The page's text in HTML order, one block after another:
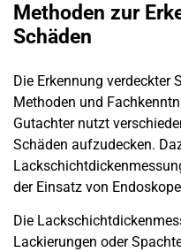
Methoden zur
Schäden
Die Erkennung verdeckter
Methoden und
Gutachter nutzt
Schäden aufzudecken.
der Einsatz von
Die
Lackierungen oder